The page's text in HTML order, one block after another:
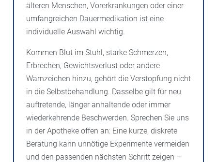
älteren Menschen, Vorerkrankungen oder einer
umfangreichen Dauermedikation ist eine
individuelle Auswahl wichtig.
Kommen Blut im Stuhl, starke Schmerzen,
Erbrechen, Gewichtsverlust oder andere
Warnzeichen hinzu, gehört die Verstopfung nicht
in die Selbstbehandlung. Dasselbe gilt für neu
auftretende, länger anhaltende oder immer
wiederkehrende Beschwerden. Sprechen Sie uns
in der Apotheke offen an: Eine kurze, diskrete
Beratung kann unnötige Experimente vermeiden
und den passenden nächsten Schritt zeigen –